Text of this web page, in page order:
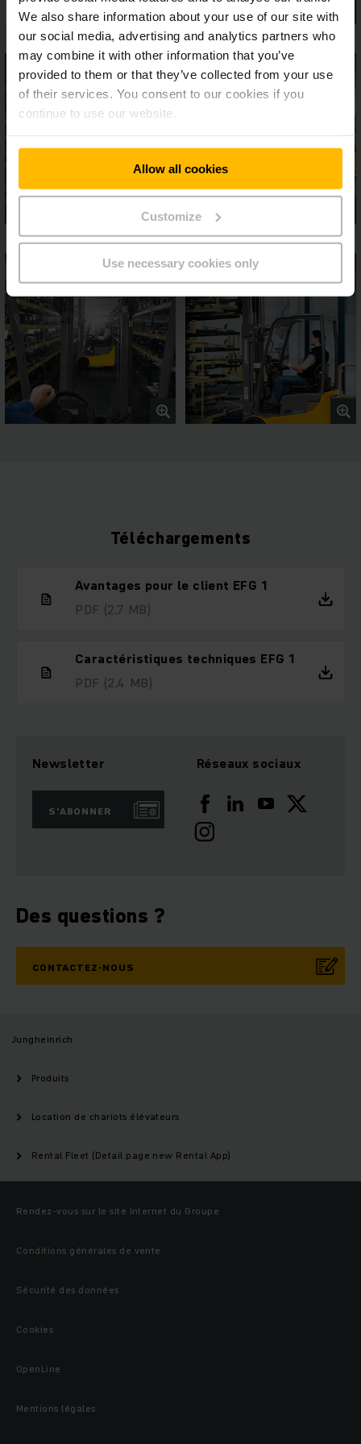
We also share information about your use of our site with
our social media, advertising and analytics partners who
may combine it with other information that you’ve
provided to them or that they’ve collected from your use
of their services. You consent to our cookies if you
continue to use our website.
Allow all cookies
Customize
Use necessary cookies only
Téléchargements
Avantages pour le client EFG 1
PDF (2,7 MB)
Caractéristiques techniques EFG 1
PDF (2,4 MB)
Newsletter
S'ABONNER
Réseaux sociaux
Des questions ?
CONTACTEZ-NOUS
Jungheinrich
Produits
Location de chariots élévateurs
Rental Fleet (Detail page new Rental App)
Rendez-vous sur le site Internet du Groupe
Conditions générales de vente
Sécurité des données
Cookies
OpenLine
Mentions légales